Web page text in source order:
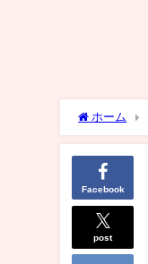
ホーム
Facebook
post